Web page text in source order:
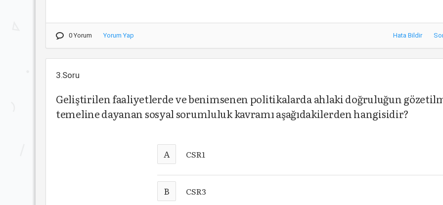
0 Yorum Yorum Yap Hata Bildir
3.Soru
Geliştirilen faaliyetlerde ve benimsenen politikalarda ahlaki doğruluğun
temeline dayanan sosyal sorumluluk kavramı aşağıdakilerden hangisidir?
A CSR1
B CSR3